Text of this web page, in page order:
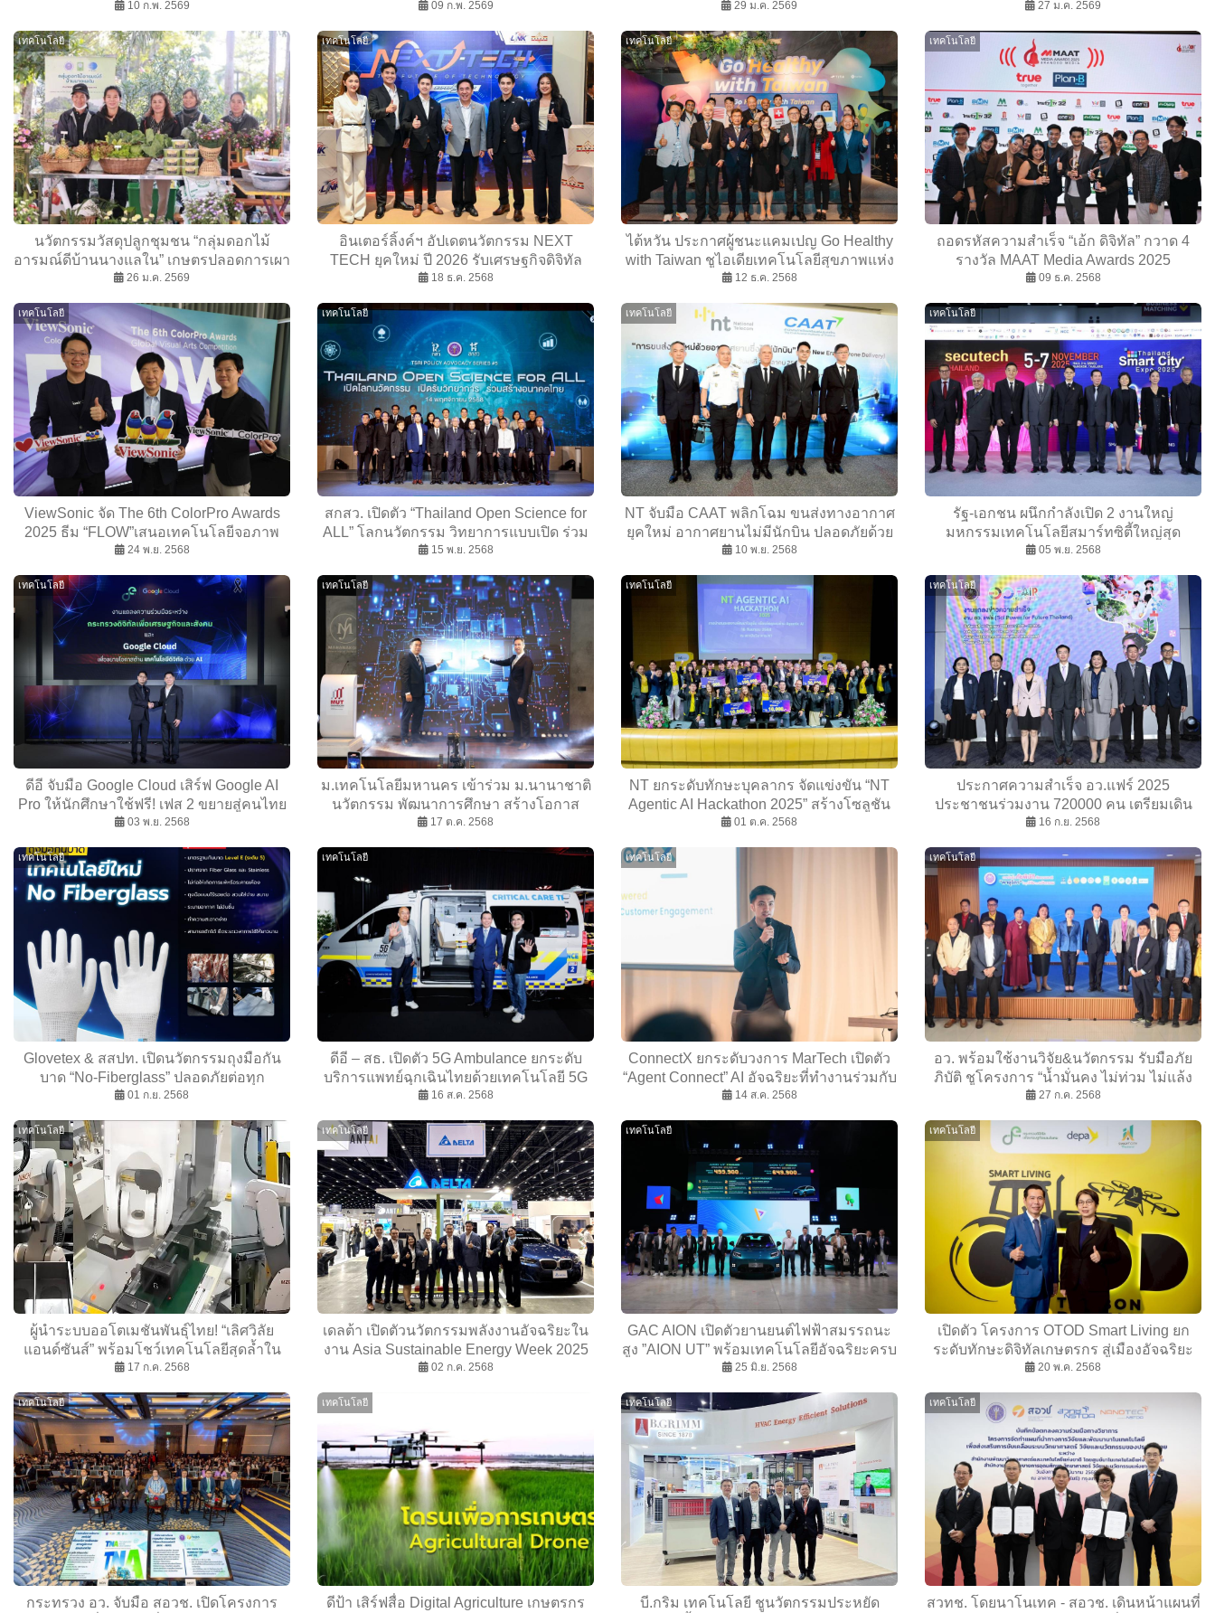
10 ก.พ. 2569 09 ก.พ. 2569
อุตสาหกรรมป้องกันประเทศ
29 ม.ค. 2569 27 ม.ค. 2569
เทคโนโลยี
นวัตกรรมวัสดุปลูกชุมชน “กลุ่มดอกไม้
อารมณ์ดีบ้านนางแลใน” เกษตรปลอดการเผา
ลดฝุ่น PM 2.5 อย่างยั่งยืน
26 ม.ค. 2569
เทคโนโลยี
อินเตอร์ลิ้งค์ฯ อัปเดตนวัตกรรม NEXT
TECH ยุคใหม่ ปี 2026 รับเศรษฐกิจดิจิทัล
แห่งอนาคต
18 ธ.ค. 2568
เทคโนโลยี
ไต้หวัน ประกาศผู้ชนะแคมเปญ Go Healthy
with Taiwan ชูไอเดียเทคโนโลยีสุขภาพแห่ง
อนาคต
12 ธ.ค. 2568
เทคโนโลยี
ถอดรหัสความสำเร็จ “เอ้ก ดิจิทัล” กวาด 4
รางวัล MAAT Media Awards 2025
09 ธ.ค. 2568
เทคโนโลยี
ViewSonic จัด The 6th ColorPro Awards
2025 ธีม “FLOW”เสนอเทคโนโลยีจอภาพ
ผ่านศิลปะ นวัตกรรม
24 พ.ย. 2568
เทคโนโลยี
สกสว. เปิดตัว “Thailand Open Science for
ALL” โลกนวัตกรรม วิทยาการแบบเปิด ร่วม
สร้างอนาคตไทย
15 พ.ย. 2568
เทคโนโลยี
NT จับมือ CAAT พลิกโฉม ขนส่งทางอากาศ
ยุคใหม่ อากาศยานไม่มีนักบิน ปลอดภัยด้วย
แพลตฟอร์มดิจิทัล
10 พ.ย. 2568
เทคโนโลยี
รัฐ-เอกชน ผนึกกำลังเปิด 2 งานใหญ่
มหกรรมเทคโนโลยีสมาร์ทซิตี้ใหญ่สุด
อาเซียน ดันเศรษฐกิจ 1200 ล้าน
05 พ.ย. 2568
เทคโนโลยี
ดีอี จับมือ Google Cloud เสิร์ฟ Google AI
Pro ให้นักศึกษาใช้ฟรี! เฟส 2 ขยายสู่คนไทย
5 ล้านคน
03 พ.ย. 2568
เทคโนโลยี
ม.เทคโนโลยีมหานคร เข้าร่วม ม.นานาชาติ
นวัตกรรม พัฒนาการศึกษา สร้างโอกาส
ระดับโลกสู่นักศึกษาไทย
17 ต.ค. 2568
เทคโนโลยี
NT ยกระดับทักษะบุคลากร จัดแข่งขัน “NT
Agentic AI Hackathon 2025” สร้างโซลูชัน
AI ใช้งานได้จริง
01 ต.ค. 2568
เทคโนโลยี
ประกาศความสำเร็จ อว.แฟร์ 2025
ประชาชนร่วมงาน 720000 คน เตรียมเดิน
หน้าขับเคลื่อนนวัตกรรมไทยสู่อนาคต
16 ก.ย. 2568
เทคโนโลยี
Glovetex & สสปท. เปิดนวัตกรรมถุงมือกัน
บาด “No-Fiberglass” ปลอดภัยต่อทุก
อุตสาหกรรม
01 ก.ย. 2568
เทคโนโลยี
ดีอี – สธ. เปิดตัว 5G Ambulance ยกระดับ
บริการแพทย์ฉุกเฉินไทยด้วยเทคโนโลยี 5G
16 ส.ค. 2568
เทคโนโลยี
ConnectX ยกระดับวงการ MarTech เปิดตัว
“Agent Connect” AI อัจฉริยะที่ทำงานร่วมกับ
CDP
14 ส.ค. 2568
เทคโนโลยี
อว. พร้อมใช้งานวิจัย&นวัตกรรม รับมือภัย
ภิบัติ ชูโครงการ “น้ำมั่นคง ไม่ท่วม ไม่แล้ง
10 จังหวัด”
27 ก.ค. 2568
เทคโนโลยี
ผู้นำระบบออโตเมชันพันธุ์ไทย! “เลิศวิลัย
แอนด์ซันส์” พร้อมโชว์เทคโนโลยีสุดล้ำใน
งาน LogiMAT
17 ก.ค. 2568
เทคโนโลยี
เดลต้า เปิดตัวนวัตกรรมพลังงานอัจฉริยะใน
งาน Asia Sustainable Energy Week 2025
02 ก.ค. 2568
เทคโนโลยี
GAC AION เปิดตัวยานยนต์ไฟฟ้าสมรรถนะ
สูง ”AION UT” พร้อมเทคโนโลยีอัจฉริยะครบ
ครัน
25 มิ.ย. 2568
เทคโนโลยี
เปิดตัว โครงการ OTOD Smart Living ยก
ระดับทักษะดิจิทัลเกษตรกร สู่เมืองอัจฉริยะ
20 พ.ค. 2568
เทคโนโลยี
กระทรวง อว. จับมือ สอวช. เปิดโครงการ
เทคโนโลยี
ดีป้า เสิร์ฟสื่อ Digital Agriculture เกษตรกร
เทคโนโลยี
บี.กริม เทคโนโลยี ชูนวัตกรรมประหยัด
เทคโนโลยี
สวทช. โดยนาโนเทค - สอวช. เดินหน้าแผนที่